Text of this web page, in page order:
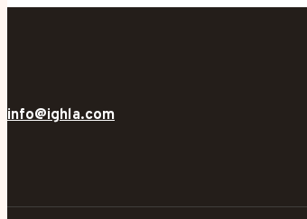
info@ighla.com